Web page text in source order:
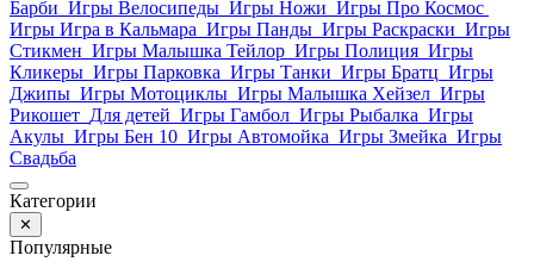
Барби Игры Велосипеды Игры Ножи Игры Про Космос
Игры Игра в Кальмара Игры Панды Игры Раскраски Игры
Стикмен Игры Малышка Тейлор Игры Полиция Игры
Кликеры Игры Парковка Игры Танки Игры Братц Игры
Джипы Игры Мотоциклы Игры Малышка Хейзел Игры
Рикошет Для детей Игры Гамбол Игры Рыбалка Игры
Акулы Игры Бен 10 Игры Автомойка Игры Змейка Игры
Свадьба
Категории
✕
Популярные